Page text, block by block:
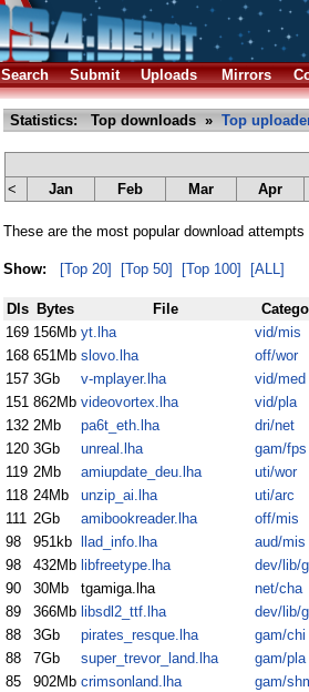
Search Submit Uploads Mirrors
Statistics: Top downloads » Top
< Jan Feb Mar Apr
These are the most popular download
Show: [Top 20] [Top 50] [Top 100] [ALL]
Dls Bytes File
169 156Mb yt.lha
vid/mis
168 651Mb slovo.lha
off/wor
157 3Gb v-mplayer.lha
vid/med
151 862Mb videovortex.lha
vid/pla
132 2Mb pa6t_eth.lha
dri/net
120 3Gb unreal.lha
gam/fps
119 2Mb amiupdate_deu.lha
uti/wor
118 24Mb unzip_ai.lha
uti/arc
111 2Gb amibookreader.lha
off/mis
98
951kb llad_info.lha
aud/mis
98
432Mb libfreetype.lha
dev/lib/
90
30Mb tgamiga.lha
net/cha
89
366Mb libsdl2_ttf.lha
dev/lib/
88
3Gb pirates_resque.lha
gam/chi
88
7Gb super_trevor_land.lha
gam/pla
85
902Mb crimsonland.lha
gam/